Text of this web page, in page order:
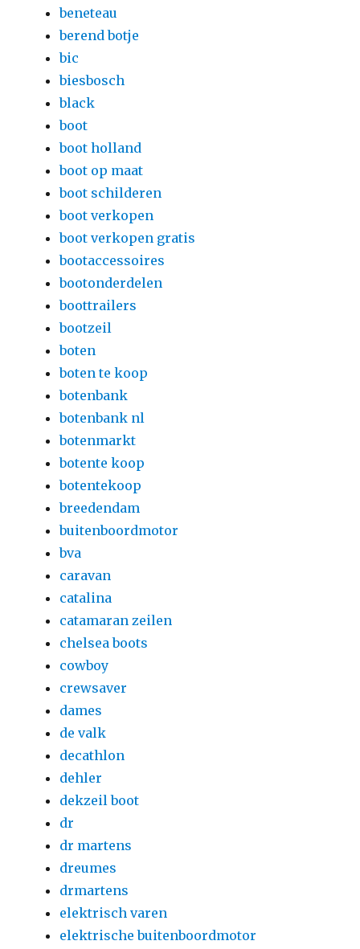
beneteau
berend botje
bic
biesbosch
black
boot
boot holland
boot op maat
boot schilderen
boot verkopen
boot verkopen gratis
bootaccessoires
bootonderdelen
boottrailers
bootzeil
boten
boten te koop
botenbank
botenbank nl
botenmarkt
botente koop
botentekoop
breedendam
buitenboordmotor
bva
caravan
catalina
catamaran zeilen
chelsea boots
cowboy
crewsaver
dames
de valk
decathlon
dehler
dekzeil boot
dr
dr martens
dreumes
drmartens
elektrisch varen
elektrische buitenboordmotor